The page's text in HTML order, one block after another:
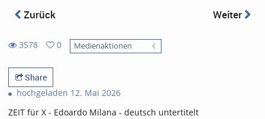
Zurück Weiter
3578
views
0
favorites
Medienaktionen
Share
hochgeladen 12. Mai 2026
ZEIT für X - Edoardo Milana - deutsch untertitelt